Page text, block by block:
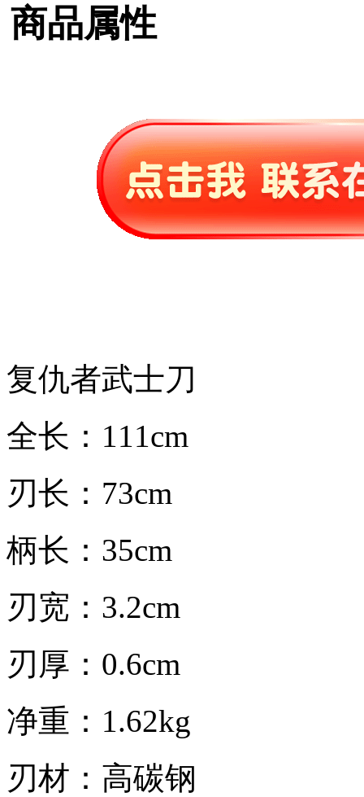
商品属性
复仇者武士刀
全长：111cm
刃长：73cm
柄长：35cm
刃宽：3.2cm
刃厚：0.6cm
净重：1.62kg
刃材：高碳钢